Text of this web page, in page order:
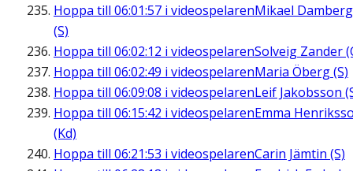
Hoppa till 06:01:57 i videospelarenMikael Damberg
(S)
Hoppa till 06:02:12 i videospelarenSolveig Zander
Hoppa till 06:02:49 i videospelarenMaria Öberg (S)
Hoppa till 06:09:08 i videospelarenLeif Jakobsson
Hoppa till 06:15:42 i videospelarenEmma
(Kd)
Hoppa till 06:21:53 i videospelarenCarin Jämtin (S)